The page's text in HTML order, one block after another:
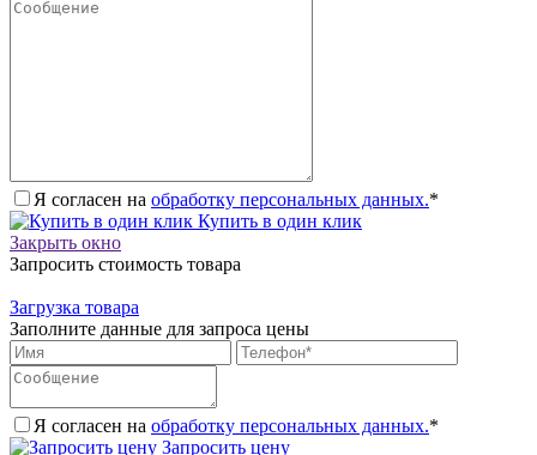
Я согласен на обработку персональных данных.*
Купить в один клик
Закрыть окно
Запросить стоимость товара
Загрузка товара
Заполните данные для запроса цены
Я согласен на обработку персональных данных.*
Запросить цену